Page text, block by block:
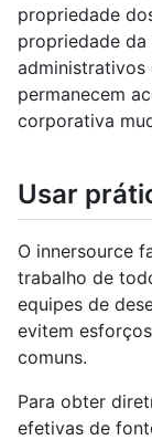
propriedade
propriedade
administrativos
permanecem
corporativa
Usar
O innersource
trabalho de
equipes de
evitem
comuns.
Para obter
efetivas de